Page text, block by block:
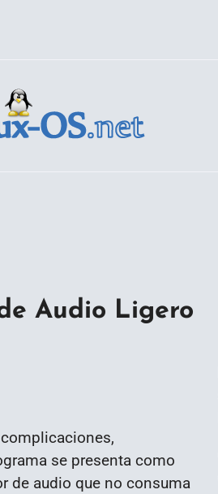
Audio Ligero
se presenta como
de audio que no consuma